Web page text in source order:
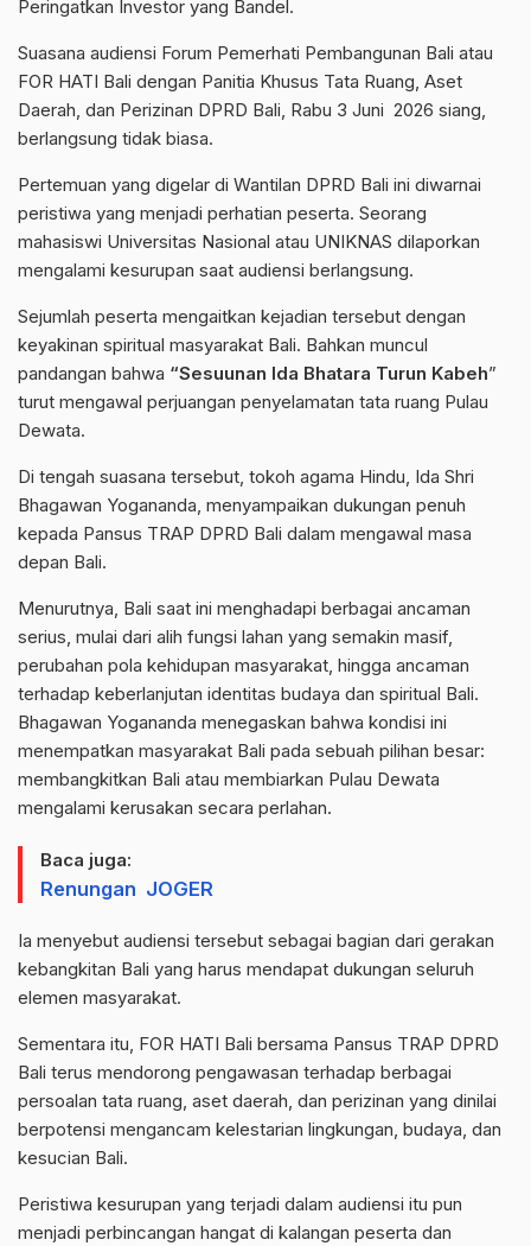
Peringatkan Investor yang Bandel.
Suasana audiensi Forum Pemerhati Pembangunan Bali atau
FOR HATI Bali dengan Panitia Khusus Tata Ruang, Aset
Daerah, dan Perizinan DPRD Bali, Rabu 3 Juni 2026 siang,
berlangsung tidak biasa.
Pertemuan yang digelar di Wantilan DPRD Bali ini diwarnai
peristiwa yang menjadi perhatian peserta. Seorang
mahasiswi Universitas Nasional atau UNIKNAS dilaporkan
mengalami kesurupan saat audiensi berlangsung.
Sejumlah peserta mengaitkan kejadian tersebut dengan
keyakinan spiritual masyarakat Bali. Bahkan muncul
pandangan bahwa “Sesuunan Ida Bhatara Turun Kabeh”
turut mengawal perjuangan penyelamatan tata ruang Pulau
Dewata.
Di tengah suasana tersebut, tokoh agama Hindu, Ida Shri
Bhagawan Yogananda, menyampaikan dukungan penuh
kepada Pansus TRAP DPRD Bali dalam mengawal masa
depan Bali.
Menurutnya, Bali saat ini menghadapi berbagai ancaman
serius, mulai dari alih fungsi lahan yang semakin masif,
perubahan pola kehidupan masyarakat, hingga ancaman
terhadap keberlanjutan identitas budaya dan spiritual Bali.
Bhagawan Yogananda menegaskan bahwa kondisi ini
menempatkan masyarakat Bali pada sebuah pilihan besar:
membangkitkan Bali atau membiarkan Pulau Dewata
mengalami kerusakan secara perlahan.
Baca juga:
Renungan JOGER
Ia menyebut audiensi tersebut sebagai bagian dari gerakan
kebangkitan Bali yang harus mendapat dukungan seluruh
elemen masyarakat.
Sementara itu, FOR HATI Bali bersama Pansus TRAP DPRD
Bali terus mendorong pengawasan terhadap berbagai
persoalan tata ruang, aset daerah, dan perizinan yang dinilai
berpotensi mengancam kelestarian lingkungan, budaya, dan
kesucian Bali.
Peristiwa kesurupan yang terjadi dalam audiensi itu pun
menjadi perbincangan hangat di kalangan peserta dan